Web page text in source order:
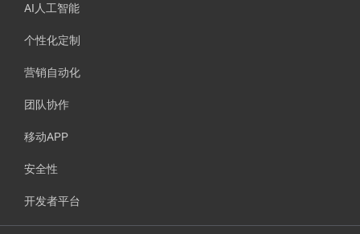
AI人工智能
个性化定制
营销自动化
团队协作
移动APP
安全性
开发者平台